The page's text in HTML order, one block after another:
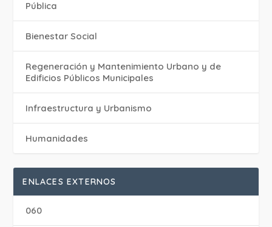
Pública
Bienestar Social
Regeneración y Mantenimiento Urbano y de
Edificios Públicos Municipales
Infraestructura y Urbanismo
Humanidades
ENLACES EXTERNOS
060